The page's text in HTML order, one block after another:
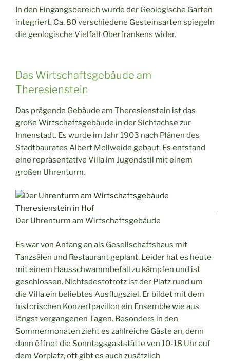
In den Eingangsbereich wurde der Geologische Garten
integriert. Ca. 80 verschiedene Gesteinsarten spiegeln
die geologische Vielfalt Oberfrankens wider.
Das Wirtschaftsgebäude am
Theresienstein
Das prägende Gebäude am Theresienstein ist das
große Wirtschaftsgebäude in der Sichtachse zur
Innenstadt. Es wurde im Jahr 1903 nach Plänen des
Stadtbaurates Albert Mollweide gebaut. Es entstand
eine repräsentative Villa im Jugendstil mit einem
großen Uhrenturm.
Der Uhrenturm am Wirtschaftsgebäude
Es war von Anfang an als Gesellschaftshaus mit
Tanzsälen und Restaurant geplant. Leider hat es heute
mit einem Hausschwammbefall zu kämpfen und ist
geschlossen. Nichtsdestotrotz ist der Platz rund um
die Villa ein beliebtes Ausflugsziel. Er bildet mit dem
historischen Konzertpavillon ein Ensemble wie aus
längst vergangenen Tagen. Besonders in den
Sommermonaten zieht es zahlreiche Gäste an, denn
dann öffnet die Sonntagsgaststätte von 10-18 Uhr auf
dem Vorplatz, oft gibt es auch zusätzlich